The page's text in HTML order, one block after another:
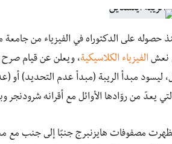
على الدكتوراه في الفيزياء من جامعة
نعش الفيزياء الكلاسيكية، ويعلن عن قيام صرح
ليسود مبدأ الريبة (مبدأ عدم التحديد) أو
يعدّ من روّادها الأوائل مع أقرانه شرودنجر
مصفوفات هايزنبرج جنبًا إلى جنب مع